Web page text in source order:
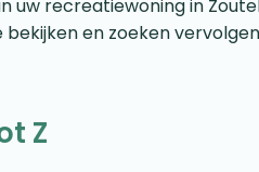
uw recreatiewoning in
en zoeken
Z